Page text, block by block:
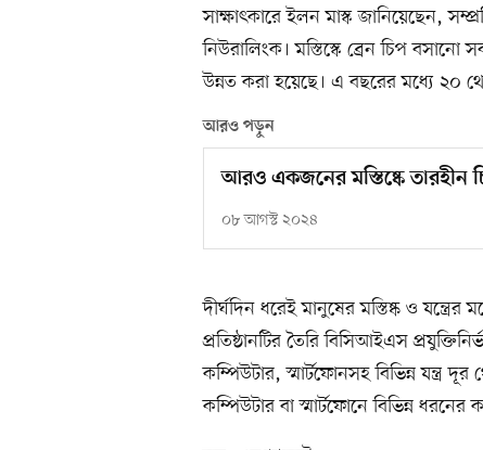
সাক্ষাৎকারে ইলন মাস্ক জানিয়েছেন,
নিউরালিংক। মস্তিস্কে ব্রেন চিপ
উন্নত করা হয়েছে। এ বছরের মধ্যে ২০
আরও পড়ুন
আরও একজনের মস্তিষ্কে তারহীন
০৮ আগস্ট ২০২৪
দীর্ঘদিন ধরেই মানুষের মস্তিষ্ক ও
প্রতিষ্ঠানটির তৈরি বিসিআইএস
কম্পিউটার, স্মার্টফোনসহ বিভিন্ন যন্ত্র
কম্পিউটার বা স্মার্টফোনে বিভিন্ন ধরনের